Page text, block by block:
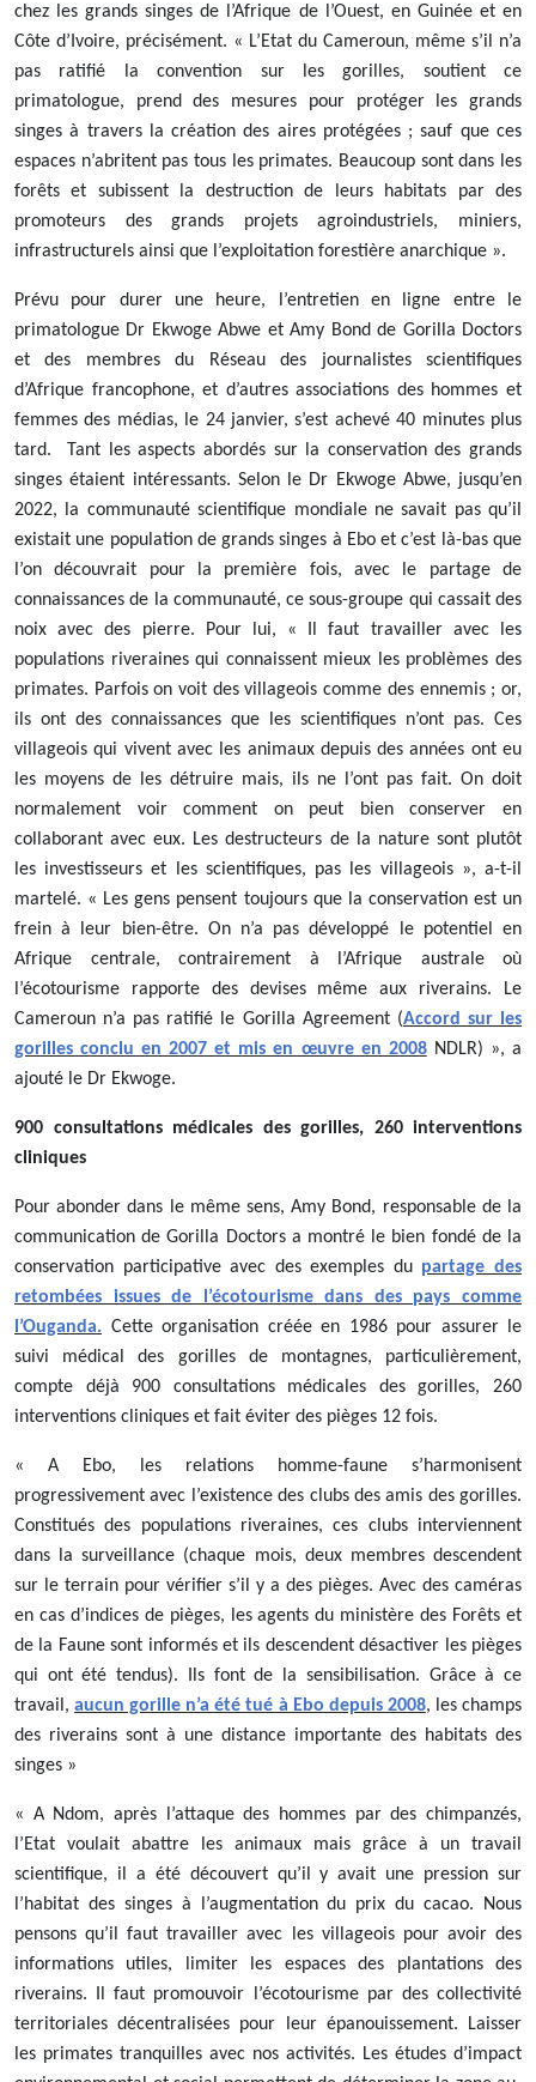
chez les grands singes de l’Afrique de l’Ouest, en Guinée et en
Côte d’Ivoire, précisément. « L’Etat du Cameroun, même s’il n’a
pas ratifié la convention sur les gorilles, soutient ce
primatologue, prend des mesures pour protéger les grands
singes à travers la création des aires protégées ; sauf que ces
espaces n’abritent pas tous les primates. Beaucoup sont dans les
forêts et subissent la destruction de leurs habitats par des
promoteurs des grands projets agroindustriels, miniers,
infrastructurels ainsi que l’exploitation forestière anarchique ».
Prévu pour durer une heure, l’entretien en ligne entre le
primatologue Dr Ekwoge Abwe et Amy Bond de Gorilla Doctors
et des membres du Réseau des journalistes scientifiques
d’Afrique francophone, et d’autres associations des hommes et
femmes des médias, le 24 janvier, s’est achevé 40 minutes plus
tard. Tant les aspects abordés sur la conservation des grands
singes étaient intéressants. Selon le Dr Ekwoge Abwe, jusqu’en
2022, la communauté scientifique mondiale ne savait pas qu’il
existait une population de grands singes à Ebo et c’est là-bas que
l’on découvrait pour la première fois, avec le partage de
connaissances de la communauté, ce sous-groupe qui cassait des
noix avec des pierre. Pour lui, « Il faut travailler avec les
populations riveraines qui connaissent mieux les problèmes des
primates. Parfois on voit des villageois comme des ennemis ; or,
ils ont des connaissances que les scientifiques n’ont pas. Ces
villageois qui vivent avec les animaux depuis des années ont eu
les moyens de les détruire mais, ils ne l’ont pas fait. On doit
normalement voir comment on peut bien conserver en
collaborant avec eux. Les destructeurs de la nature sont plutôt
les investisseurs et les scientifiques, pas les villageois », a-t-il
martelé. « Les gens pensent toujours que la conservation est un
frein à leur bien-être. On n’a pas développé le potentiel en
Afrique centrale, contrairement à l’Afrique australe où
l’écotourisme rapporte des devises même aux riverains. Le
Cameroun n’a pas ratifié le Gorilla Agreement (Accord sur les
gorilles conclu en 2007 et mis en œuvre en 2008NDLR) », a
ajouté le Dr Ekwoge.
900 consultations médicales des gorilles, 260 interventions
cliniques
Pour abonder dans le même sens, Amy Bond, responsable de la
communication de Gorilla Doctors a montré le bien fondé de la
conservation participative avec des exemples du partage des
retombées issues de l’écotourisme dans des pays comme
l’Ouganda. Cette organisation créée en 1986 pour assurer le
suivi médical des gorilles de montagnes, particulièrement,
compte déjà 900 consultations médicales des gorilles, 260
interventions cliniques et fait éviter des pièges 12 fois.
« A Ebo, les relations homme-faune s’harmonisent
progressivement avec l’existence des clubs des amis des gorilles.
Constitués des populations riveraines, ces clubs interviennent
dans la surveillance (chaque mois, deux membres descendent
sur le terrain pour vérifier s’il y a des pièges. Avec des caméras
en cas d’indices de pièges, les agents du ministère des Forêts et
de la Faune sont informés et ils descendent désactiver les pièges
qui ont été tendus). Ils font de la sensibilisation. Grâce à ce
travail,aucun gorille n’a été tué à Ebo depuis 2008, les champs
des riverains sont à une distance importante des habitats des
singes »
« A Ndom, après l’attaque des hommes par des chimpanzés,
l’Etat voulait abattre les animaux mais grâce à un travail
scientifique, il a été découvert qu’il y avait une pression sur
l’habitat des singes à l’augmentation du prix du cacao. Nous
pensons qu’il faut travailler avec les villageois pour avoir des
informations utiles, limiter les espaces des plantations des
riverains. Il faut promouvoir l’écotourisme par des collectivité
territoriales décentralisées pour leur épanouissement. Laisser
les primates tranquilles avec nos activités. Les études d’impact